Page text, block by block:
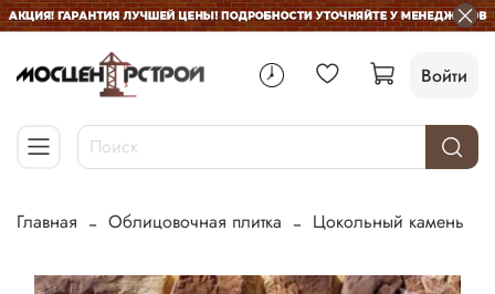
Войти
Главная Облицовочная плитка Цокольный камень